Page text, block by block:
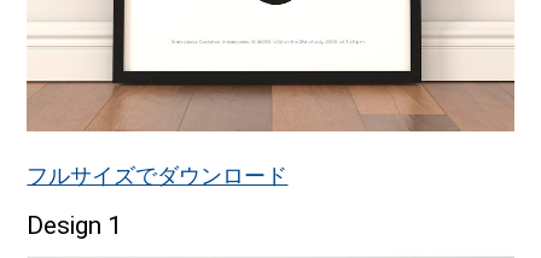
フルサイズでダウンロード
Design 1